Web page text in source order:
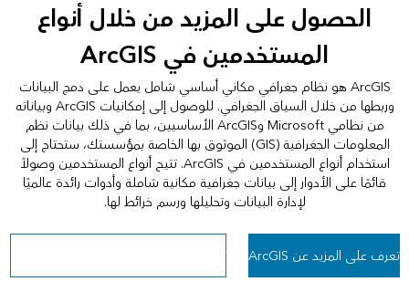
الحصول على المزيد من خلال أنواع
المستخدمين في ArcGIS
ArcGIS هو نظام جغرافي مكاني أساسي شامل يعمل على دمج البيانات
وربطها من خلال السياق الجغرافي. للوصول إلى إمكانيات ArcGIS وبياناته
من نظامي Microsoft وArcGIS الأساسيين، بما في ذلك بيانات نظم
المعلومات الجغرافية (GIS) الموثوق بها الخاصة بمؤسستك، ستحتاج إلى
استخدام أنواع المستخدمين في ArcGIS. تتيح أنواع المستخدمين وصولاً
قائمًا على الأدوار إلى بيانات جغرافية مكانية شاملة وأدوات رائدة عالميًا
لإدارة البيانات وتحليلها ورسم خرائط لها.
تعرف على المزيد عن ArcGIS تعرف على المزيد بشأن أنواع المستخدمين